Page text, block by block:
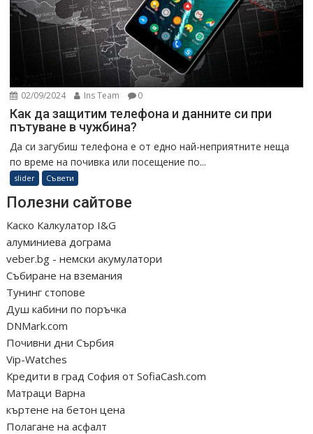
02/09/2024 Ins Team 0
Как да защитим телефона и данните си при
пътуване в чужбина?
Да си загубиш телефона е от едно най-неприятните неща
по време на почивка или посещение по...
slider Съвети
Полезни сайтове
Каско Калкулатор I&G
алуминиева дограма
veber.bg - немски акумулатори
Събиране на вземания
Тунинг стопове
Душ кабини по поръчка
DNMark.com
Почивни дни Сърбия
Vip-Watches
Кредити в град София от SofiaCash.com
Матраци Варна
къртене на бетон цена
Полагане на асфалт